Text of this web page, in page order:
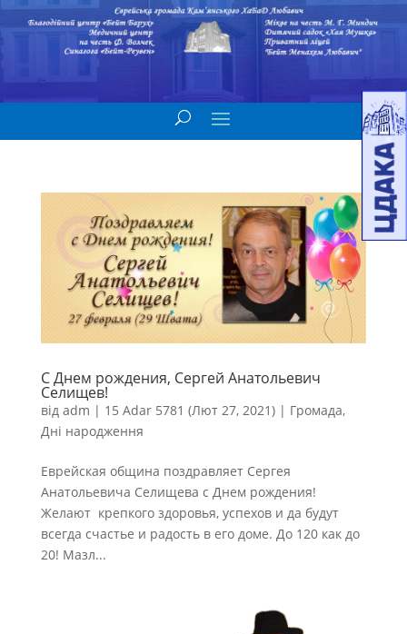
С Днем рождения, Сергей Анатольевич
Селищев!
від adm | 15 Adar 5781 (Лют 27, 2021)| Громада,
Дні народження
Еврейская община поздравляет Сергея
Анатольевича Селищева с Днем рождения!
Желают крепкого здоровья, успехов и да будут
всегда счастье и радость в его доме. До 120 как до
20! Мазл...